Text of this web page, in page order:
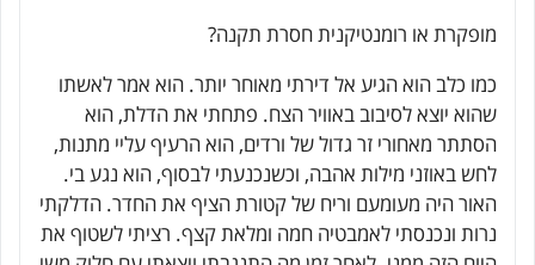
מופקרת או רומנטיקנית חסרת תקנה?
כמו כלב הוא הגיע אל דירתי מאוחר יותר. הוא אמר לאשתו
שהוא יוצא לסיבוב באוויר הצח. פתחתי את הדלת, הוא
הסתתר מאחורי זר גדול של ורדים, הוא הרעיף עליי מתנות,
לחש באוזני מילות אהבה, וכשנכנעתי לבסוף, הוא נגע בי.
האור היה מעומעם וריח של קטורת הציף את החדר. הדלקתי
נרות ונכנסתי לאמבטיה חמה ומלאת קצף. רציתי לשטוף את